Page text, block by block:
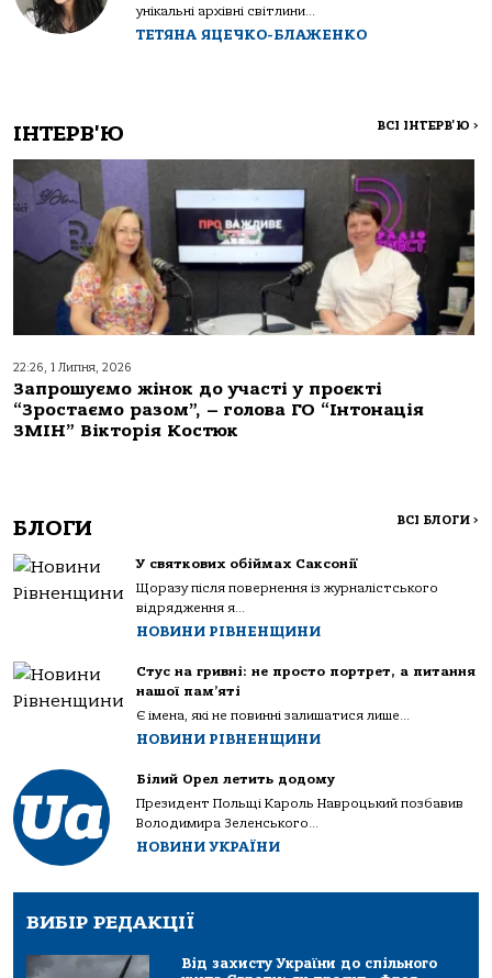
унікальні архівні світлини...
ТЕТЯНА ЯЦЕЧКО-БЛАЖЕНКО
ІНТЕРВ'Ю ВСІ ІНТЕРВ'Ю >
22:26, 1 Липня, 2026
Запрошуємо жінок до участі у проєкті
“Зростаємо разом”, – голова ГО “Інтонація
ЗМІН” Вікторія Костюк
БЛОГИ ВСІ БЛОГИ >
У святкових обіймах Саксонії
Щоразу після повернення із журналістського
відрядження я...
НОВИНИ РІВНЕНЩИНИ
Стус на гривні: не просто портрет, а питання
нашої пам’яті
Є імена, які не повинні залишатися лише...
НОВИНИ РІВНЕНЩИНИ
Білий Орел летить додому
Президент Польщі Кароль Навроцький позбавив
Володимира Зеленського...
НОВИНИ УКРАЇНИ
ВИБІР РЕДАКЦІЇ
Від захисту України до спільного